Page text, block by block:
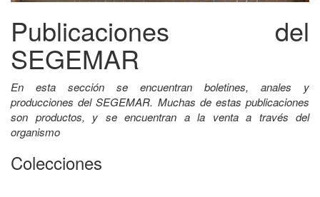
Publicaciones del
SEGEMAR
En esta sección se encuentran boletines, anales y
producciones del SEGEMAR. Muchas de estas publicaciones
son productos, y se encuentran a la venta a través del
organismo
Colecciones